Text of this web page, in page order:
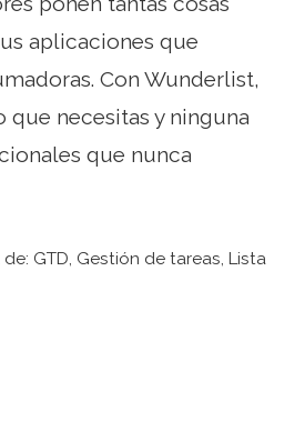
aplicaciones que
Con Wunderlist,
necesitas y ninguna
que nunca
GTD, Gestión de tareas, Lista